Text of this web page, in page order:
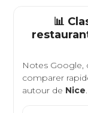
📊
Notes Google,
comparer
autour de Nice.